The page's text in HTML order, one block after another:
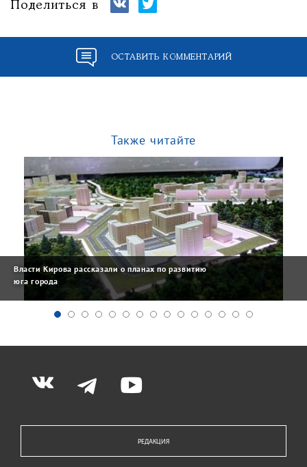
Поделиться в
ОСТАВИТЬ КОММЕНТАРИЙ
Также читайте
Власти Кирова рассказали о планах по развитию
юга города
РЕДАКЦИЯ